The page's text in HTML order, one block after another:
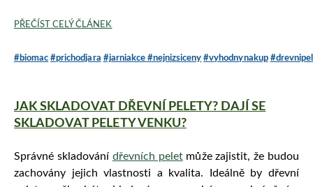
PŘEČÍST CELÝ ČLÁNEK
#biomac #prichodjara #jarniakce #nejnizsiceny #vyhodnynakup
JAK SKLADOVAT DŘEVNÍ PELETY? DAJÍ SE
SKLADOVAT PELETY VENKU?
Správné skladování dřevních peletmůže zajistit, že budou
zachovány jejich vlastnosti a kvalita. Ideálně by dřevní